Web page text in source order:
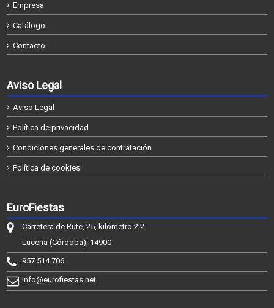
Empresa
Catálogo
Contacto
Aviso Legal
Aviso Legal
Política de privacidad
Condiciones generales de contratación
Política de cookies
EuroFiestas
Carretera de Rute, 25, kilómetro 2,2
Lucena (Córdoba), 14900
957 514 706
info@eurofiestas.net